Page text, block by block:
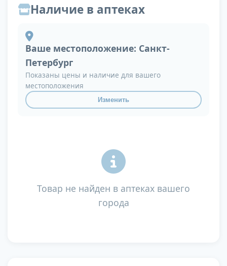
Наличие в аптеках
Ваше местоположение: Санкт-
Петербург
Показаны цены и наличие для вашего
местоположения
Изменить
Товар не найден в аптеках вашего
города